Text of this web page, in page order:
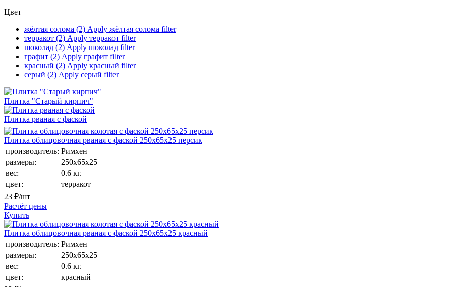
Цвет
жёлтая солома (2) Apply жёлтая солома filter
терракот (2) Apply терракот filter
шоколад (2) Apply шоколад filter
графит (2) Apply графит filter
красный (2) Apply красный filter
серый (2) Apply серый filter
Плитка "Старый кирпич"
Плитка рваная с фаской
Плитка облицовочная рваная с фаской 250х65х25 персик
производитель: Римхен
размеры:
250х65х25
вес:
0.6 кг.
цвет:
терракот
23 ₽/шт
Расчёт цены
Купить
Плитка облицовочная рваная с фаской 250х65х25 красный
производитель: Римхен
размеры:
250х65х25
вес:
0.6 кг.
цвет:
красный